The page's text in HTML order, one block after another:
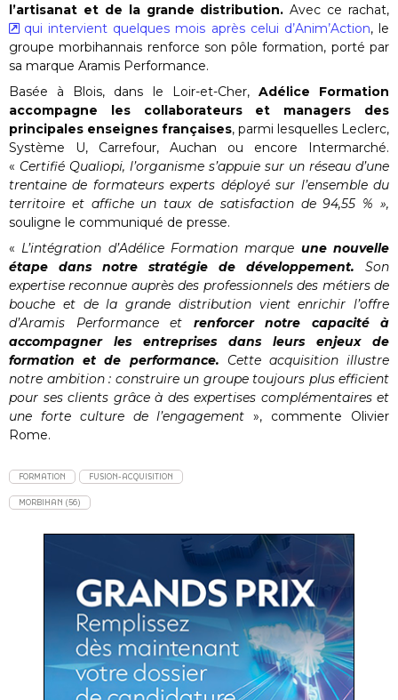
l’artisanat et de la grande distribution. Avec ce rachat,
qui intervient quelques mois après celui d’Anim’Action, le
groupe morbihannais renforce son pôle formation, porté par
sa marque Aramis Performance.
Basée à Blois, dans le Loir-et-Cher, Adélice Formation
accompagne les collaborateurs et managers des
principales enseignes françaises, parmi lesquelles Leclerc,
Système U, Carrefour, Auchan ou encore Intermarché.
« Certifié Qualiopi, l’organisme s’appuie sur un réseau d’une
trentaine de formateurs experts déployé sur l’ensemble du
territoire et affiche un taux de satisfaction de 94,55 % »,
souligne le communiqué de presse.
« L’intégration d’Adélice Formation marque une nouvelle
étape dans notre stratégie de développement. Son
expertise reconnue auprès des professionnels des métiers de
bouche et de la grande distribution vient enrichir l’offre
d’Aramis Performance et renforcer notre capacité à
accompagner les entreprises dans leurs enjeux de
formation et de performance. Cette acquisition illustre
notre ambition : construire un groupe toujours plus efficient
pour ses clients grâce à des expertises complémentaires et
une forte culture de l’engagement », commente Olivier
Rome.
FORMATION FUSION-ACQUISITION
MORBIHAN (56)